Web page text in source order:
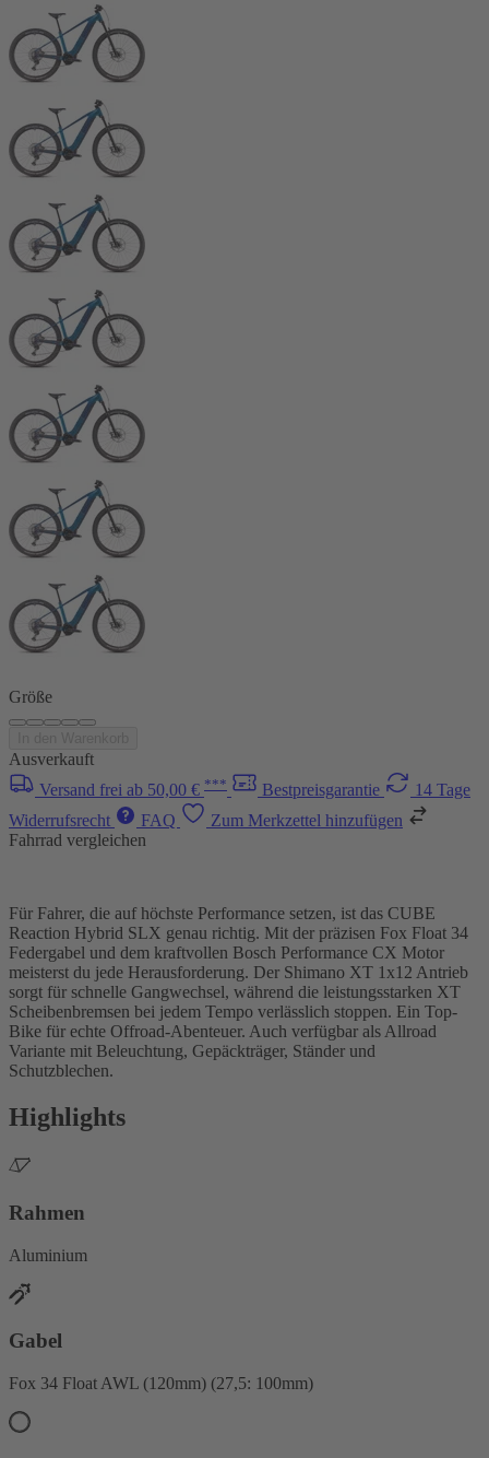
Größe
Ausverkauft
Versand frei ab 50,00 € *** Bestpreisgarantie
14 Tage
Widerrufsrecht
FAQ
Zum Merkzettel hinzufügen
Fahrrad vergleichen
Für Fahrer, die auf höchste Performance setzen, ist das CUBE
Reaction Hybrid SLX genau richtig. Mit der präzisen Fox Float 34
Federgabel und dem kraftvollen Bosch Performance CX Motor
meisterst du jede Herausforderung. Der Shimano XT 1x12 Antrieb
sorgt für schnelle Gangwechsel, während die leistungsstarken XT
Scheibenbremsen bei jedem Tempo verlässlich stoppen. Ein Top-
Bike für echte Offroad-Abenteuer. Auch verfügbar als Allroad
Variante mit Beleuchtung, Gepäckträger, Ständer und
Schutzblechen.
Highlights
Rahmen
Aluminium
Gabel
Fox 34 Float AWL (120mm) (27,5: 100mm)